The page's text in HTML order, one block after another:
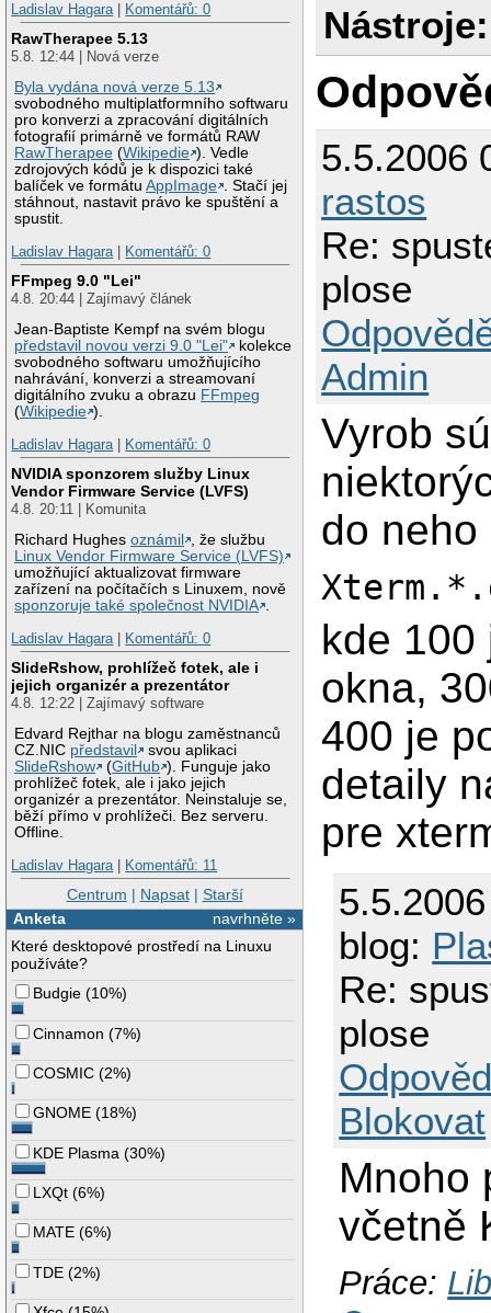
Ladislav Hagara| Komentářů: 0
RawTherapee 5.13
5.8. 12:44 | Nová verze
Byla vydána nová verze 5.13
svobodného multiplatformního softwaru
pro konverzi a zpracování digitálních
fotografií primárně ve formátů RAW
RawTherapee (Wikipedie ). Vedle
zdrojových kódů je k dispozici také
balíček ve formátuAppImage . Stačí jej
stáhnout, nastavit právo ke spuštění a
spustit.
Ladislav Hagara| Komentářů: 0
FFmpeg 9.0 "Lei"
4.8. 20:44 | Zajímavý článek
Jean-Baptiste Kempf na svém blogu
představil novou verzi 9.0 "Lei"
kolekce
svobodného softwaru umožňujícího
nahrávání, konverzi a streamovaní
digitálního zvuku a obrazu FFmpeg
(Wikipedie ).
Ladislav Hagara| Komentářů: 0
NVIDIA sponzorem služby Linux
Vendor Firmware Service (LVFS)
4.8. 20:11 | Komunita
Richard Hughesoznámil
, že službu
Linux Vendor Firmware Service (LVFS)
umožňující aktualizovat firmware
zařízení na počítačích s Linuxem, nově
sponzoruje také společnost NVIDIA .
Ladislav Hagara| Komentářů: 0
SlideRshow, prohlížeč fotek, ale i
jejich organizér a prezentátor
4.8. 12:22 | Zajímavý software
Edvard Rejthar na blogu zaměstnanců
CZ.NIC představil
svou aplikaci
SlideRshow
(GitHub ). Funguje jako
prohlížeč fotek, ale i jako jejich
organizér a prezentátor. Neinstaluje se,
běží přímo v prohlížeči. Bez serveru.
Offline.
Ladislav Hagara| Komentářů: 11
Centrum | Napsat| Starší
navrhněte »
Anketa
Které desktopové prostředí na Linuxu
používáte?
Budgie (10%)
Cinnamon (7%)
COSMIC (2%)
GNOME (18%)
KDE Plasma (30%)
LXQt (6%)
MATE (6%)
TDE (2%)
Nástroje:
5.5.2006
rastos
Re:
plose
Admin
Vyrob
do
kde 100
okna,
400 je
detaily
pre
blog:
Re:
plose
Blokovat
Mnoho
včetně
Práce: